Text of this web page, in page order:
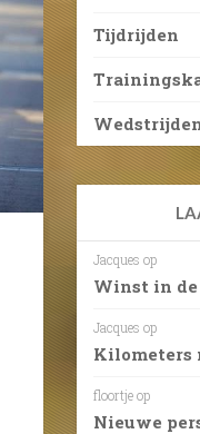
Tijdrijden
Jacques op
Winst in de
Jacques op
Kilometers
floortjeop
Nieuwe